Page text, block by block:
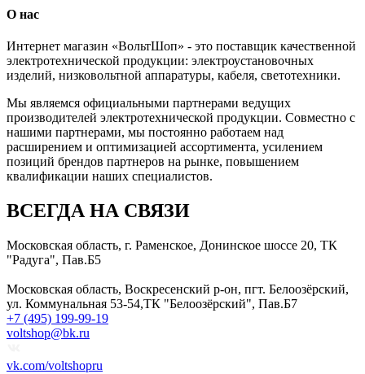
О нас
Интернет магазин «ВольтШоп» - это поставщик качественной
электротехнической продукции: электроустановочных
изделий, низковольтной аппаратуры, кабеля, светотехники.
Мы являемся официальными партнерами ведущих
производителей электротехнической продукции. Совместно с
нашими партнерами, мы постоянно работаем над
расширением и оптимизацией ассортимента, усилением
позиций брендов партнеров на рынке, повышением
квалификации наших специалистов.
ВСЕГДА НА СВЯЗИ
Московская область, г. Раменское, Донинское шоссе 20, ТК
"Радуга", Пав.Б5
Московская область, Воскресенский р-он, пгт. Белоозёрский,
ул. Коммунальная 53-54,ТК "Белоозёрский", Пав.Б7
+7 (495) 199-99-19
voltshop@bk.ru
vk.com/voltshopru